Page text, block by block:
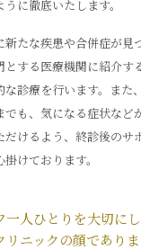
に徹底いたします。
新たな疾患や合併症が見
とする医療機関に紹介す
な診療を行います。また
でも、気になる症状など
だけるよう、終診後のサ
けております。
一人ひとりを大切に
ニックの顔でありま